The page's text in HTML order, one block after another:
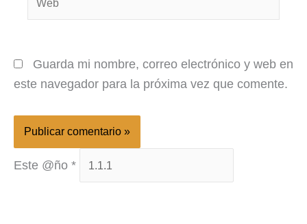
Guarda mi nombre, correo electrónico y web en
este navegador para la próxima vez que comente.
Este @ño *